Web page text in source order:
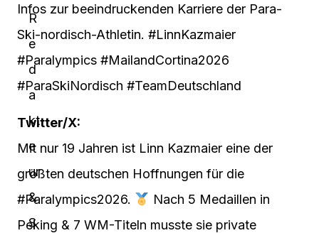
Infos zur beeindruckenden Karriere der Para-
Ski-nordisch-Athletin. #LinnKazmaier
#Paralympics #MailandCortina2026
#ParaSkiNordisch #TeamDeutschland
Twitter/X:
Mit nur 19 Jahren ist Linn Kazmaier eine der
größten deutschen Hoffnungen für die
#Paralympics2026.
Nach 5 Medaillen in
Peking & 7 WM-Titeln musste sie private